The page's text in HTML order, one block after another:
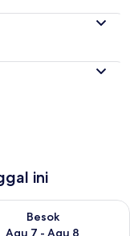
ini
6 - Agu 7
Besok
Agu 7 - Agu 8
untuk